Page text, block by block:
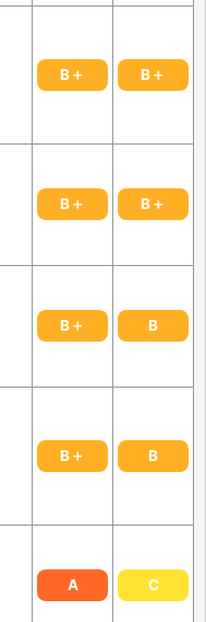
B＋ B＋
B＋ B＋
B＋ B
B＋ B
A C